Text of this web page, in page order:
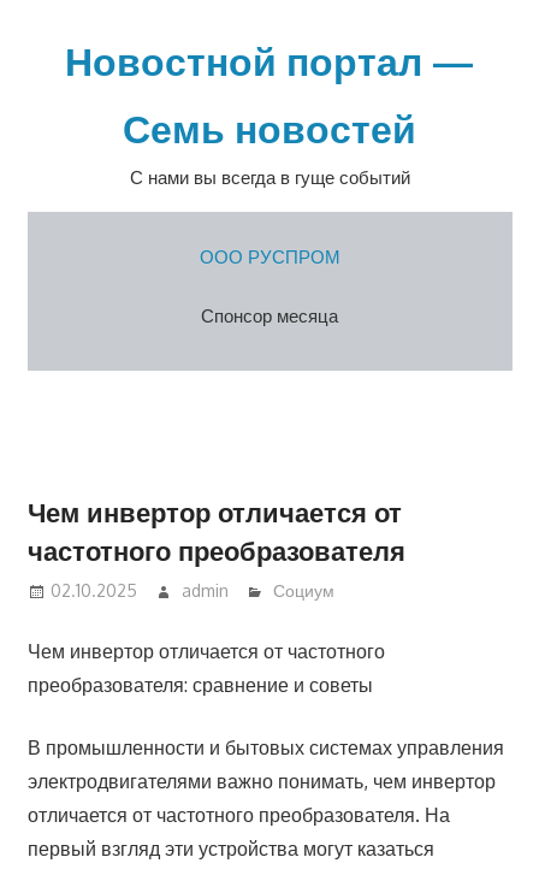
содержимомуНовостной портал —
Семь новостей
С нами вы всегда в гуще событий
ООО РУСПРОМ
Спонсор месяца
Чем инвертор отличается от
частотного преобразователя
02.10.2025 admin Социум
Чем инвертор отличается от частотного
преобразователя: сравнение и советы
В промышленности и бытовых системах управления
электродвигателями важно понимать, чем инвертор
отличается от частотного преобразователя. На
первый взгляд эти устройства могут казаться